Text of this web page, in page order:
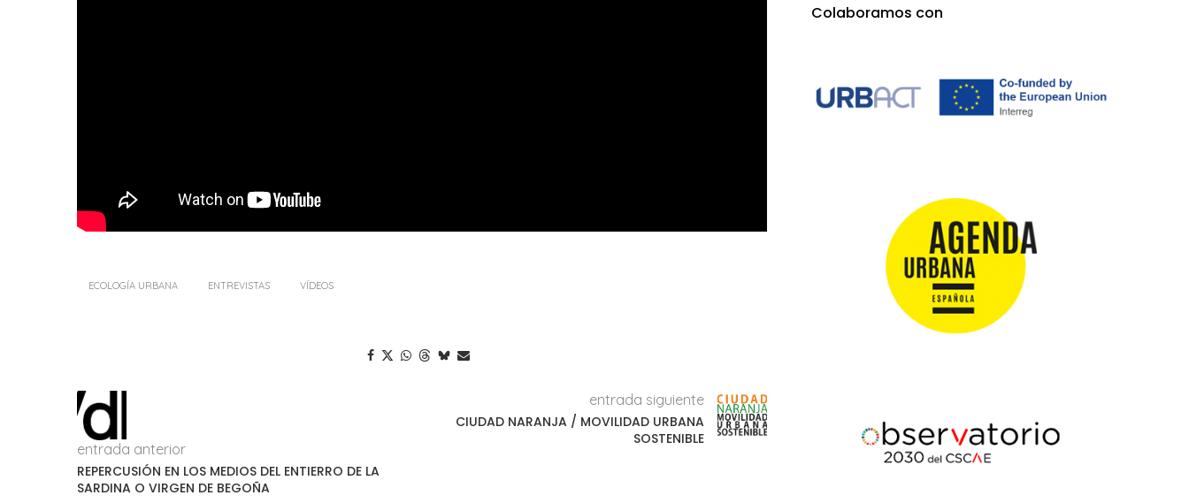
ECOLOGÍA URBANA ENTREVISTAS VÍDEOS
entrada anterior
REPERCUSIÓN EN LOS MEDIOS DEL ENTIERRO DE LA
SARDINA O VIRGEN DE BEGOÑA
entrada siguiente
CIUDAD NARANJA / MOVILIDAD URBANA
SOSTENIBLE
Colaboramos con